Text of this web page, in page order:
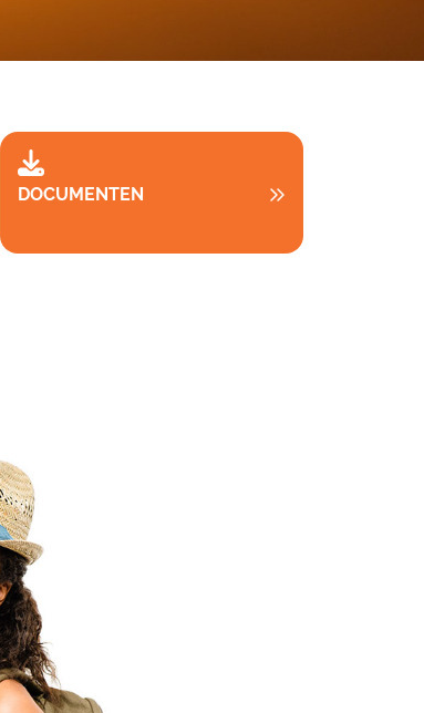
DOCUMENTEN